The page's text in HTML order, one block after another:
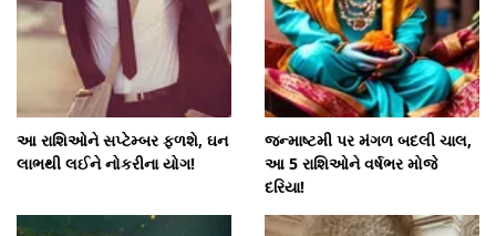
આ રાશિઓને સપ્ટેમ્બર ફળશે, ઘન
લાભથી લઈને નોકરીના યોગ!
જન્માષ્ટમી પર મંગળ બદલી ચાલ,
આ 5 રાશિઓને વર્ષભર મોજે
દરિયા!